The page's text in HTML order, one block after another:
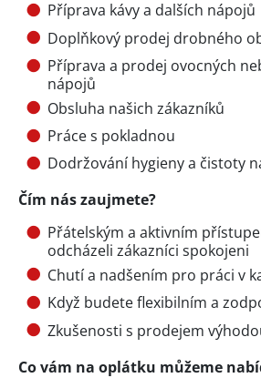
Příprava kávy a dalších nápojů
Doplňkový prodej drobného
Příprava a prodej ovocných
nápojů
Obsluha našich zákazníků
Práce s pokladnou
Dodržování hygieny a čistoty
Čím nás zaujmete?
Přátelským a aktivním
odcházeli zákazníci spokojeni
Chutí a nadšením pro práci v
Když budete flexibilním a
Zkušenosti s prodejem
Co vám na oplátku můžeme